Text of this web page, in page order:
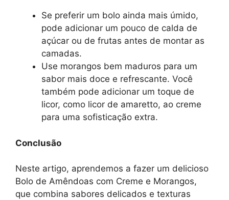
Se preferir um bolo ainda mais úmido,
pode adicionar um pouco de calda de
açúcar ou de frutas antes de montar as
camadas.
Use morangos bem maduros para um
sabor mais doce e refrescante. Você
também pode adicionar um toque de
licor, como licor de amaretto, ao creme
para uma sofisticação extra.
Conclusão
Neste artigo, aprendemos a fazer um delicioso
Bolo de Amêndoas com Creme e Morangos,
que combina sabores delicados e texturas